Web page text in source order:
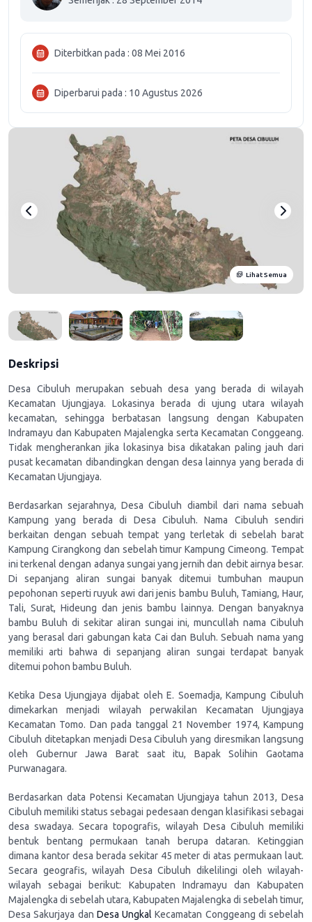
Diterbitkan pada : 08 Mei 2016
Diperbarui pada : 10 Agustus 2026
Lihat Semua
Deskripsi
Desa Cibuluh merupakan sebuah desa yang berada di wilayah
Kecamatan Ujungjaya. Lokasinya berada di ujung utara wilayah
kecamatan, sehingga berbatasan langsung dengan Kabupaten
Indramayu dan Kabupaten Majalengka serta Kecamatan Conggeang.
Tidak mengherankan jika lokasinya bisa dikatakan paling jauh dari
pusat kecamatan dibandingkan dengan desa lainnya yang berada di
Kecamatan Ujungjaya.
Berdasarkan sejarahnya, Desa Cibuluh diambil dari nama sebuah
Kampung yang berada di Desa Cibuluh. Nama Cibuluh sendiri
berkaitan dengan sebuah tempat yang terletak di sebelah barat
Kampung Cirangkong dan sebelah timur Kampung Cimeong. Tempat
ini terkenal dengan adanya sungai yang jernih dan debit airnya besar.
Di sepanjang aliran sungai banyak ditemui tumbuhan maupun
pepohonan seperti ruyuk awi dari jenis bambu Buluh, Tamiang, Haur,
Tali, Surat, Hideung dan jenis bambu lainnya. Dengan banyaknya
bambu Buluh di sekitar aliran sungai ini, muncullah nama Cibuluh
yang berasal dari gabungan kata Cai dan Buluh. Sebuah nama yang
memiliki arti bahwa di sepanjang aliran sungai terdapat banyak
ditemui pohon bambu Buluh.
Ketika Desa Ujungjaya dijabat oleh E. Soemadja, Kampung Cibuluh
dimekarkan menjadi wilayah perwakilan Kecamatan Ujungjaya
Kecamatan Tomo. Dan pada tanggal 21 November 1974, Kampung
Cibuluh ditetapkan menjadi Desa Cibuluh yang diresmikan langsung
oleh Gubernur Jawa Barat saat itu, Bapak Solihin Gaotama
Purwanagara.
Berdasarkan data Potensi Kecamatan Ujungjaya tahun 2013, Desa
Cibuluh memiliki status sebagai pedesaan dengan klasifikasi sebagai
desa swadaya. Secara topografis, wilayah Desa Cibuluh memiliki
bentuk bentang permukaan tanah berupa dataran. Ketinggian
dimana kantor desa berada sekitar 45 meter di atas permukaan laut.
Secara geografis, wilayah Desa Cibuluh dikelilingi oleh wilayah-
wilayah sebagai berikut: Kabupaten Indramayu dan Kabupaten
Majalengka di sebelah utara, Kabupaten Majalengka di sebelah timur,
Desa Sakurjaya dan Desa Ungkal Kecamatan Conggeang di sebelah